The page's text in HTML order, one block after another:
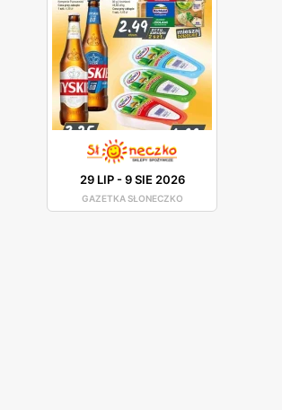
29 LIP-9 SIE 2026
GAZETKA SŁONECZKO